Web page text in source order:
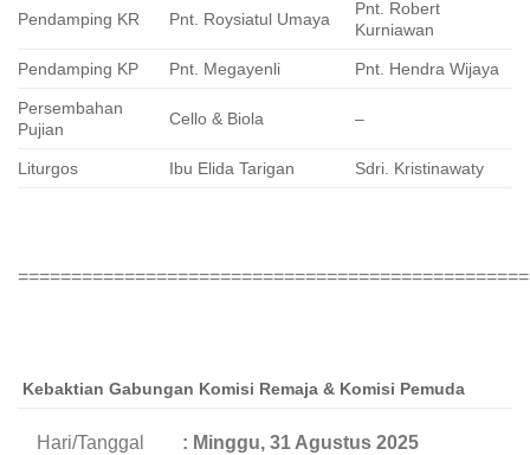
Pendamping KR Pnt. Roysiatul Umaya
Pnt. Robert
Kurniawan
Pendamping KP Pnt. Megayenli Pnt. Hendra Wijaya
Persembahan
Pujian
Cello & Biola –
Liturgos Ibu Elida Tarigan Sdri. Kristinawaty
Kebaktian Gabungan Komisi Remaja & Komisi Pemuda
Hari/Tanggal : Minggu, 31 Agustus 2025